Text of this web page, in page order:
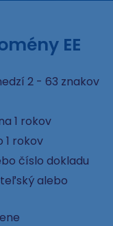
EE
2 - 63 znakov
1 rokov
1 rokov
číslo dokladu
alebo